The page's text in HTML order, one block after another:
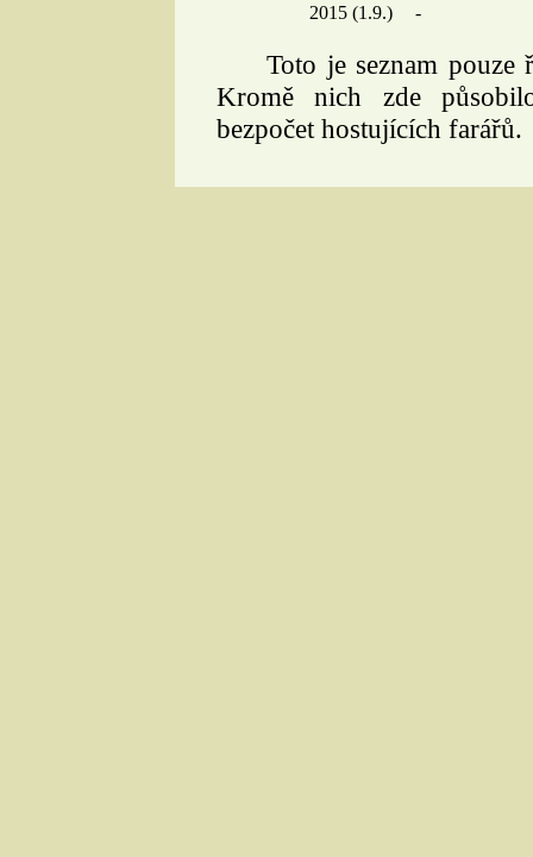
2015 (1.9.)
-
Toto je seznam pouze
Kromě nich zde
bezpočet hostujících farářů.